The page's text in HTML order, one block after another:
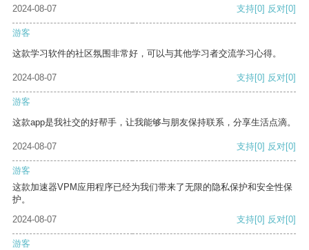
2024-08-07 支持[0] 反对[0]
游客
这款学习软件的社区氛围非常好，可以与其他学习者交流学习心得。
2024-08-07 支持[0] 反对[0]
游客
这款app是我社交的好帮手，让我能够与朋友保持联系，分享生活点滴。
2024-08-07 支持[0] 反对[0]
游客
这款加速器VPM应用程序已经为我们带来了无限的隐私保护和安全性保
护。
2024-08-07
支持[0] 反对[0]
游客